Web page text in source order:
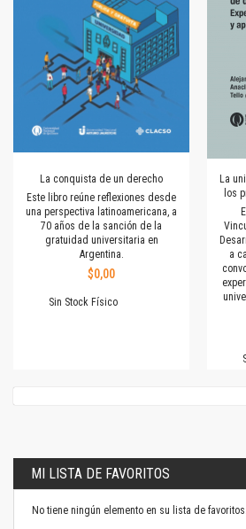
La conquista de un derecho
Este libro reúne reflexiones desde
una perspectiva latinoamericana, a
70 años de la sanción de la
gratuidad universitaria en
Argentina.
$0,00
Sin Stock Físico
La
los
a
MI LISTA DE FAVORITOS
No tiene ningún elemento en su lista de favoritos.